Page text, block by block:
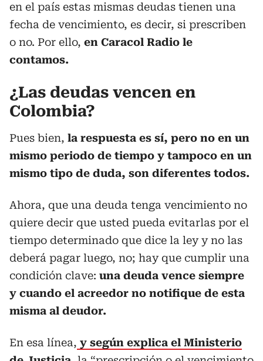
en el país estas mismas deudas tienen una
fecha de vencimiento, es decir, si prescriben
o no. Por ello, en Caracol Radio le
contamos.
¿Las deudas vencen en
Colombia?
Pues bien, la respuesta es sí, pero no en un
mismo periodo de tiempo y tampoco en un
mismo tipo de duda, son diferentes todos.
Ahora, que una deuda tenga vencimiento no
quiere decir que usted pueda evitarlas por el
tiempo determinado que dice la ley y no las
deberá pagar luego, no; hay que cumplir una
condición clave: una deuda vence siempre
y cuando el acreedor no notifique de esta
misma al deudor.
En esa línea, y según explica el Ministerio